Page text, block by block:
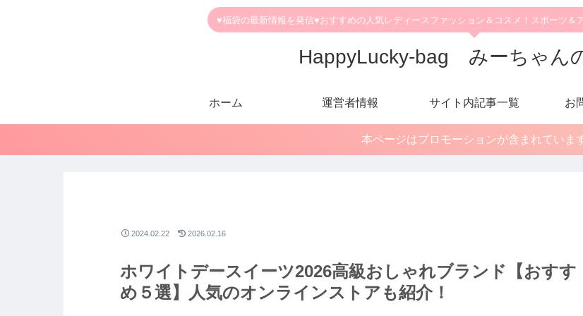
♥福袋の最新情報を発信♥おすすめの人気レディースファッション＆コスメ！スポーツ＆
HappyLucky-bag みーちゃん
ホーム 運営者情報 サイト内記事一覧 お
本ページはプロモーションが含まれていま
ホワイトデースイーツ2026高級おしゃれブランド【おすす
め５選】人気のオンラインストアも紹介！
2024.02.22 2026.02.16